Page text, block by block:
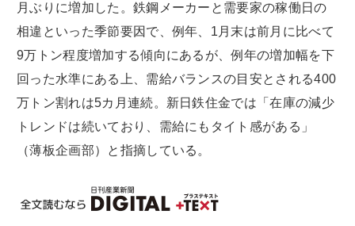
月ぶりに増加した。鉄鋼メーカーと需要家の稼働日の
相違といった季節要因で、例年、1月末は前月に比べて
9万トン程度増加する傾向にあるが、例年の増加幅を下
回った水準にある上、需給バランスの目安とされる400
万トン割れは5カ月連続。新日鉄住金では「在庫の減少
トレンドは続いており、需給にもタイト感がある」
（薄板企画部）と指摘している。